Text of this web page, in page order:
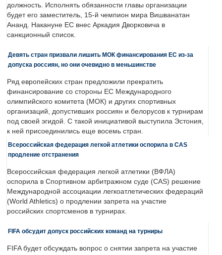
должность. Исполнять обязанности главы организации
будет его заместитель, 15-й чемпион мира Вишванатан
Ананд. Накануне ЕС внес Аркадия Дворковича в
санкционный список.
Девять стран призвали лишить МОК финансирования ЕС из-за
допуска россиян, но они очевидно в меньшинстве
Ряд европейских стран предложили прекратить
финансирование со стороны ЕС Международного
олимпийского комитета (МОК) и других спортивных
организаций, допустивших россиян и белорусов к турнирам
под своей эгидой. С такой инициативой выступила Эстония,
к ней присоединились еще восемь стран.
Всероссийская федерация легкой атлетики оспорила в CAS
продление отстранения
Всероссийская федерация легкой атлетики (ВФЛА)
оспорила в Спортивном арбитражном суде (CAS) решение
Международной ассоциации легкоатлетических федераций
(World Athletics) о продлении запрета на участие
российских спортсменов в турнирах.
FIFA обсудит допуск российских команд на турниры
FIFA будет обсуждать вопрос о снятии запрета на участие